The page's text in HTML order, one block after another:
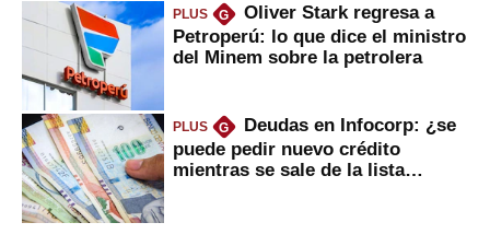
PLUS G
Oliver Stark regresa a
Petroperú: lo que dice el ministro
del Minem sobre la petrolera
PLUS G
Deudas en Infocorp: ¿se
puede pedir nuevo crédito
mientras se sale de la lista